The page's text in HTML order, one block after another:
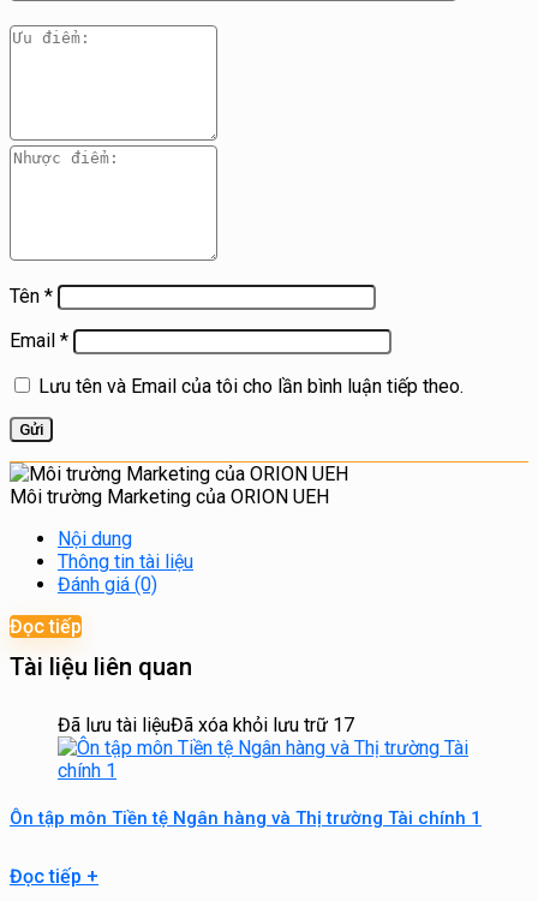
Tên *
Email *
Lưu tên và Email của tôi cho lần bình luận tiếp theo.
Môi trường Marketing của ORION UEH
Nội dung
Thông tin tài liệu
Đánh giá (0)
Đọc tiếp
Tài liệu liên quan
Đã lưu tài liệuĐã xóa khỏi lưu trữ 17
Ôn tập môn Tiền tệ Ngân hàng và Thị trường Tài chính 1
Đọc tiếp +